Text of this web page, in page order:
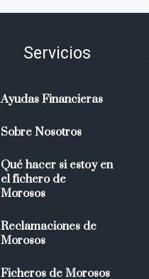
Servicios
Ayudas Financieras
Sobre Nosotros
Qué hacer si estoy en
el fichero de
Morosos
Reclamaciones de
Morosos
Ficheros de Morosos